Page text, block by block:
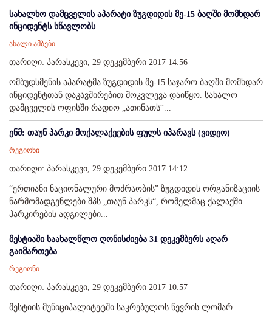
სახალხო დამცველის აპარატი ზუგდიდის მე-15 ბაღში მომხდარ
ინციდენტს სწავლობს
ახალი ამბები
თარიღი: პარასკევი, 29 დეკემბერი 2017 14:56
ომბუდსმენის აპარატმა ზუგდიდის მე-15 საჯარო ბაღში მომხდარ
ინციდენტთან დაკავშირებით მოკვლევა დაიწყო. სახალო
დამცველის ოფისში რადიო „ათინათს“...
ენმ: თაუნ პარკი მოქალაქეების ფულს იპარავს (ვიდეო)
რეგიონი
თარიღი: პარასკევი, 29 დეკემბერი 2017 14:12
“ერთიანი ნაციონალური მოძრაობის” ზუგდიდის ორგანიზაციის
წარმომადგენლები შპს „თაუნ პარკს“, რომელმაც ქალაქში
პარკირების ადგილები...
მესტიაში საახალწლო ღონისძიება 31 დეკემბერს აღარ
გაიმართება
რეგიონი
თარიღი: პარასკევი, 29 დეკემბერი 2017 10:57
მესტიის მუნიციპალიტეტში საკრებულოს წევრის ლომარ